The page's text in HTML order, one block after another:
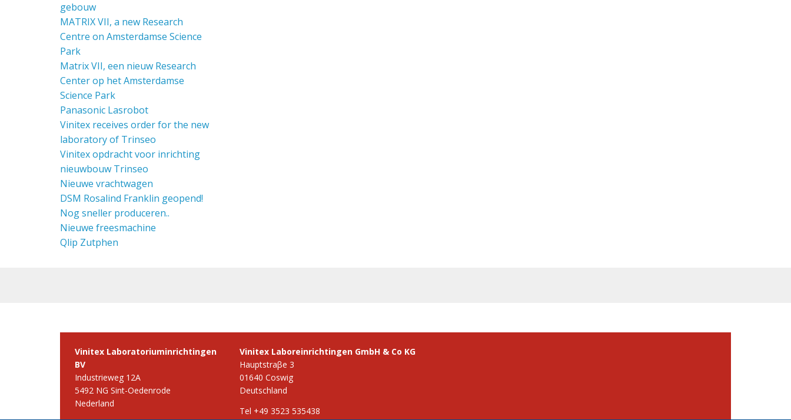
gebouw
MATRIX VII, a new Research
Centre on Amsterdamse Science
Park
Matrix VII, een nieuw Research
Center op het Amsterdamse
Science Park
Panasonic Lasrobot
Vinitex receives order for the new
laboratory of Trinseo
Vinitex opdracht voor inrichting
nieuwbouw Trinseo
Nieuwe vrachtwagen
DSM Rosalind Franklin geopend!
Nog sneller produceren..
Nieuwe freesmachine
Qlip Zutphen
Vinitex Laboratoriuminrichtingen
BV
Industrieweg 12A
5492 NG Sint-Oedenrode
Nederland
Vinitex Laboreinrichtingen GmbH & Co KG
Hauptstraβe 3
01640 Coswig
Deutschland
Tel +49 3523 535438